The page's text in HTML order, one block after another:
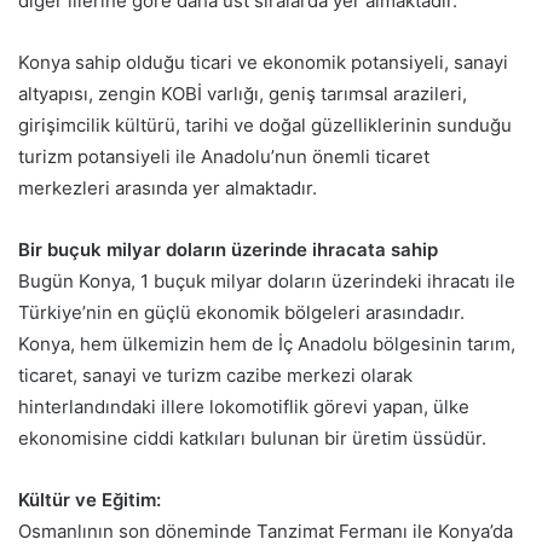
Konya sahip olduğu ticari ve ekonomik potansiyeli, sanayi
altyapısı, zengin KOBİ varlığı, geniş tarımsal arazileri,
girişimcilik kültürü, tarihi ve doğal güzelliklerinin sunduğu
turizm potansiyeli ile Anadolu’nun önemli ticaret
merkezleri arasında yer almaktadır.
Bir buçuk milyar doların üzerinde ihracata sahip
Bugün Konya, 1 buçuk milyar doların üzerindeki ihracatı ile
Türkiye’nin en güçlü ekonomik bölgeleri arasındadır.
Konya, hem ülkemizin hem de İç Anadolu bölgesinin tarım,
ticaret, sanayi ve turizm cazibe merkezi olarak
hinterlandındaki illere lokomotiflik görevi yapan, ülke
ekonomisine ciddi katkıları bulunan bir üretim üssüdür.
Kültür ve Eğitim:
Osmanlının son döneminde Tanzimat Fermanı ile Konya’da